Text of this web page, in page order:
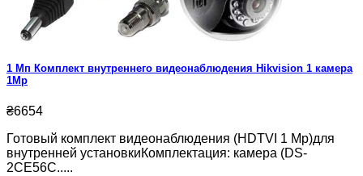
1 Мп Комплект внутреннего видеонаблюдения Hikvision 1 камера
1Mp
₴6654
Готовый комплект видеонаблюдения (HDTVI 1 Mp)для
внутренней установкиКомплектация: камера (DS-
2CE56C.....